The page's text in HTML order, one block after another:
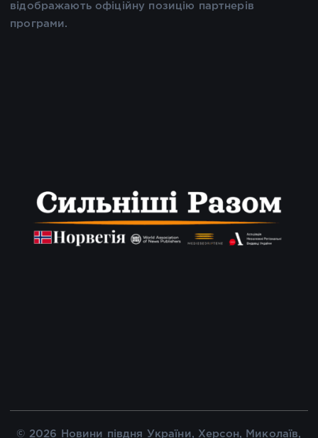
відображають офіційну позицію партнерів
програми.
© 2026 Новини півдня України, Херсон, Миколаїв,